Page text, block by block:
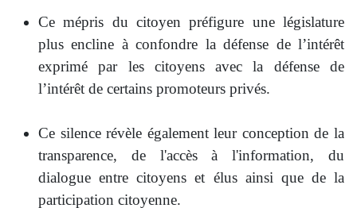
Ce mépris du citoyen préfigure une législature
plus encline à confondre la défense de l’intérêt
exprimé par les citoyens avec la défense de
l’intérêt de certains promoteurs privés.
Ce silence révèle également leur conception de la
transparence, de l'accès à l'information, du
dialogue entre citoyens et élus ainsi que de la
participation citoyenne.